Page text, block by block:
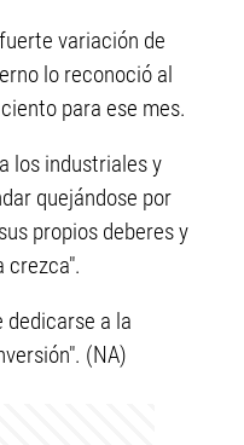
variación de
lo reconoció al
para ese mes.
los industriales y
quejándose por
propios deberes y
crezca".
dedicarse a la
(NA)